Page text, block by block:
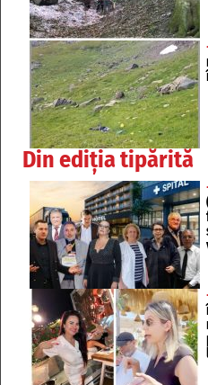
Din ediția tipărită